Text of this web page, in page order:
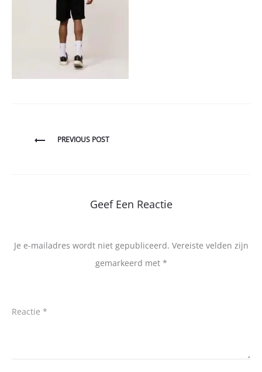
BerichtPREVIOUS POST
Geef Een Reactie
Je e-mailadres wordt niet gepubliceerd. Vereiste velden zijn
gemarkeerd met *
Reactie *